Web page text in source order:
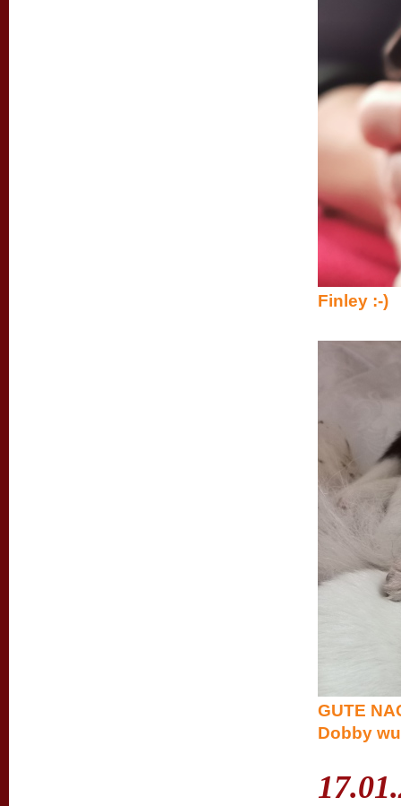
Finley :-)
GUTE
Dobby